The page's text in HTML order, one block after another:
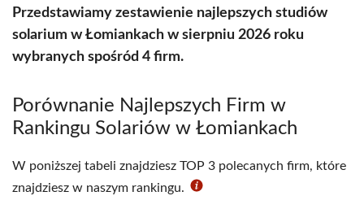
Przedstawiamy zestawienie najlepszych studiów
solarium w Łomiankach w sierpniu 2026 roku
wybranych spośród 4 firm.
Porównanie Najlepszych Firm w
Rankingu Solariów w Łomiankach
W poniższej tabeli znajdziesz TOP 3 polecanych firm, które
znajdziesz w naszym rankingu.